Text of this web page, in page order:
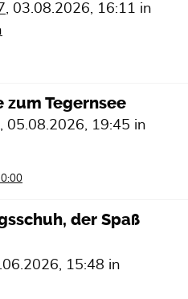
03.08.2026, 16:11
in
zum Tegernsee
05.08.2026, 19:45 in
der Spaß
15:48 in